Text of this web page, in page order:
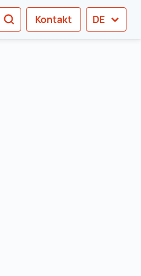
SUCHEN
Kontakt DE